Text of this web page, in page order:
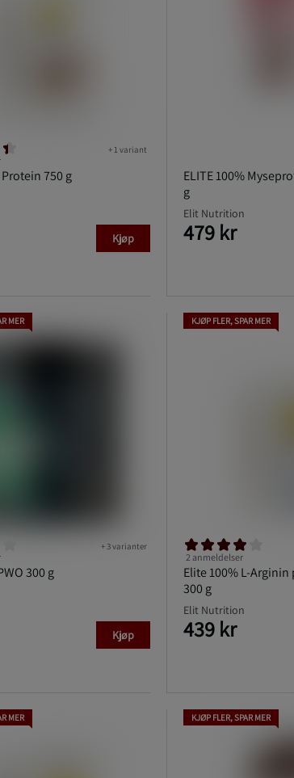
750 g
+ 1 variant
Kjøp
ELITE 100%
g
Elit Nutrition
479 kr
MER
300 g
+ 3 varianter
Kjøp
KJØP FLER, SPAR MER
Elite 100% L-Arginin
300 g
2 anmeldelser
Elit Nutrition
439 kr
MER KJØP FLER, SPAR MER